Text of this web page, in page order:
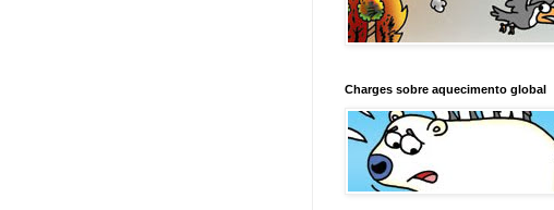
Charges sobre aquecimento global